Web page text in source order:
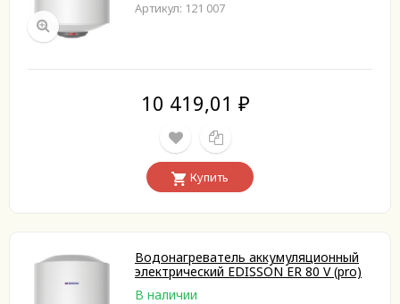
Артикул: 121 007
10 419,01 ₽
Купить
Водонагреватель аккумуляционный
электрический EDISSON ER 80 V (pro)
В наличии